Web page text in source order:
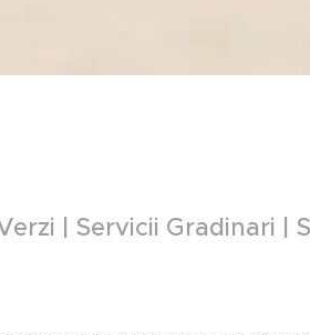
| Servicii Gradinari |